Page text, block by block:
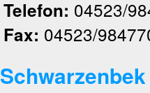
Telefon: 04523/
Fax: 04523/